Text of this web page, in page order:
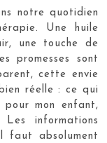
notre quotidien
Une huile
une touche de
promesses sont
cette envie
réelle : ce qui
mon enfant,
informations
faut absolument